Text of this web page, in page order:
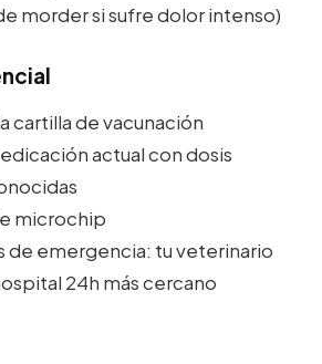
morder si sufre dolor intenso)
cartilla de vacunación
actual con dosis
microchip
de emergencia: tu veterinario
24h más cercano